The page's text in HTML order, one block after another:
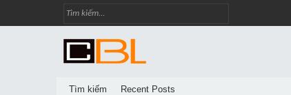
Tìm kiếm Recent Posts